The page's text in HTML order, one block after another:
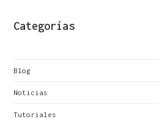
Categorías
Blog
Noticias
Tutoriales